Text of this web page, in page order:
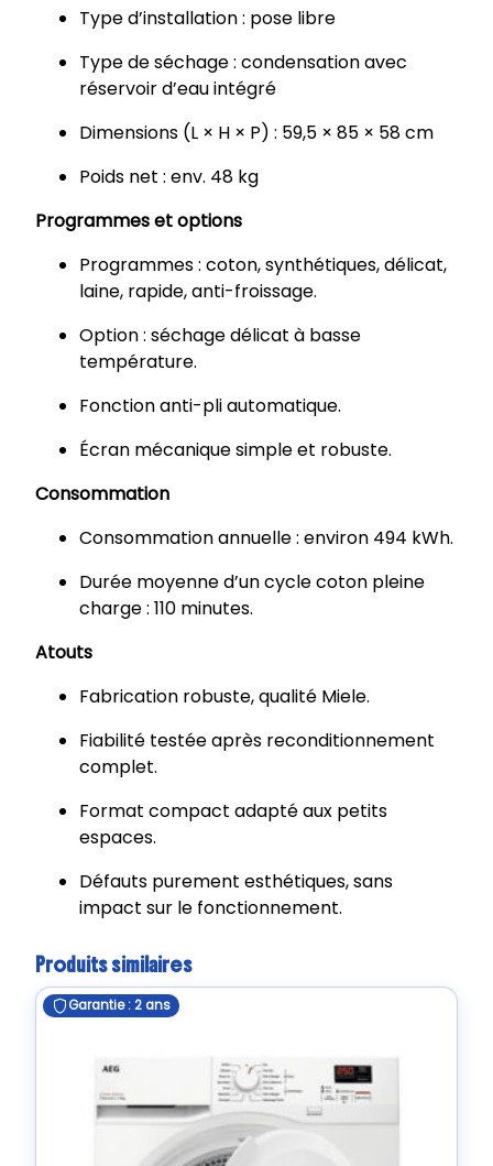
Type d’installation : pose libre
Type de séchage : condensation avec
réservoir d’eau intégré
Dimensions (L × H × P) : 59,5 × 85 × 58 cm
Poids net : env. 48 kg
Programmes et options
Programmes : coton, synthétiques, délicat,
laine, rapide, anti-froissage.
Option : séchage délicat à basse
température.
Fonction anti-pli automatique.
Écran mécanique simple et robuste.
Consommation
Consommation annuelle : environ 494 kWh.
Durée moyenne d’un cycle coton pleine
charge : 110 minutes.
Atouts
Fabrication robuste, qualité Miele.
Fiabilité testée après reconditionnement
complet.
Format compact adapté aux petits
espaces.
Défauts purement esthétiques, sans
impact sur le fonctionnement.
Produits similaires
Garantie : 2 ans